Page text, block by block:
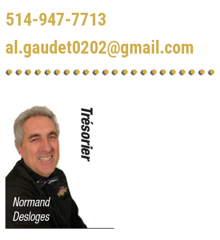
514-947-7713
al.gaudet0202@gmail.com